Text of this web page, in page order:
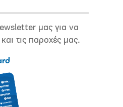
μας για να
τις παροχές μας.